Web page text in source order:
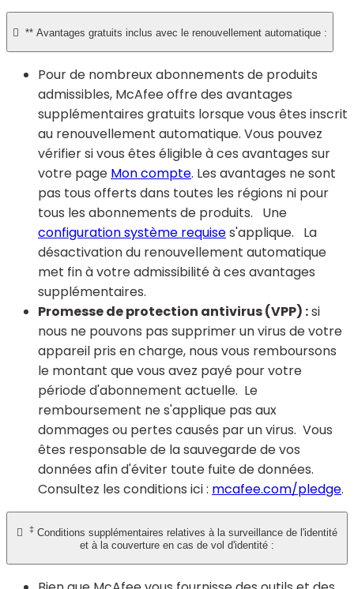
 ** Avantages gratuits inclus avec le renouvellement automatique :
Pour de nombreux abonnements de produits
admissibles, McAfee offre des avantages
supplémentaires gratuits lorsque vous êtes inscrit
au renouvellement automatique. Vous pouvez
vérifier si vous êtes éligible à ces avantages sur
votre page Mon compte. Les avantages ne sont
pas tous offerts dans toutes les régions ni pour
tous les abonnements de produits. Une
configuration système requises'applique. La
désactivation du renouvellement automatique
met fin à votre admissibilité à ces avantages
supplémentaires.
Promesse de protection antivirus (VPP) :si
nous ne pouvons pas supprimer un virus de votre
appareil pris en charge, nous vous remboursons
le montant que vous avez payé pour votre
période d'abonnement actuelle. Le
remboursement ne s'applique pas aux
dommages ou pertes causés par un virus. Vous
êtes responsable de la sauvegarde de vos
données afin d'éviter toute fuite de données.
Consultez les conditions ici : mcafee.com/pledge.
 ‡ Conditions supplémentaires relatives à la surveillance de l'identité
et à la couverture en cas de vol d'identité :